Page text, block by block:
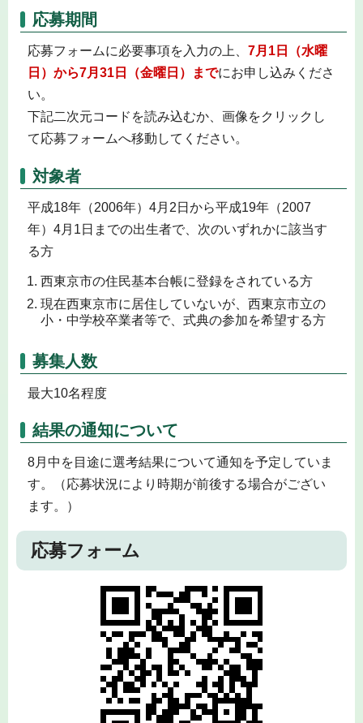
応募期間
応募フォームに必要事項を入力の上、 7月1日（水曜
日）から7月31日（金曜日）までにお申し込みくださ
い。
下記二次元コードを読み込むか、画像をクリックし
て応募フォームへ移動してください。
対象者
平成18年（2006年）4月2日から平成19年（2007
年）4月1日までの出生者で、次のいずれかに該当す
る方
西東京市の住民基本台帳に登録をされている方
現在西東京市に居住していないが、西東京市立の
小・中学校卒業者等で、式典の参加を希望する方
募集人数
最大10名程度
結果の通知について
8月中を目途に選考結果について通知を予定していま
す。（応募状況により時期が前後する場合がござい
ます。）
応募フォーム